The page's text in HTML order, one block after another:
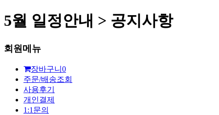
5월 일정안내 > 공지사항
회원메뉴
장바구니 0
주문/배송조회
사용후기
개인결제
1:1문의